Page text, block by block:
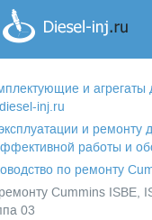
и агрегаты
inj.ru
и ремонту
работы и
по ремонту
Cummins ISBE,
03